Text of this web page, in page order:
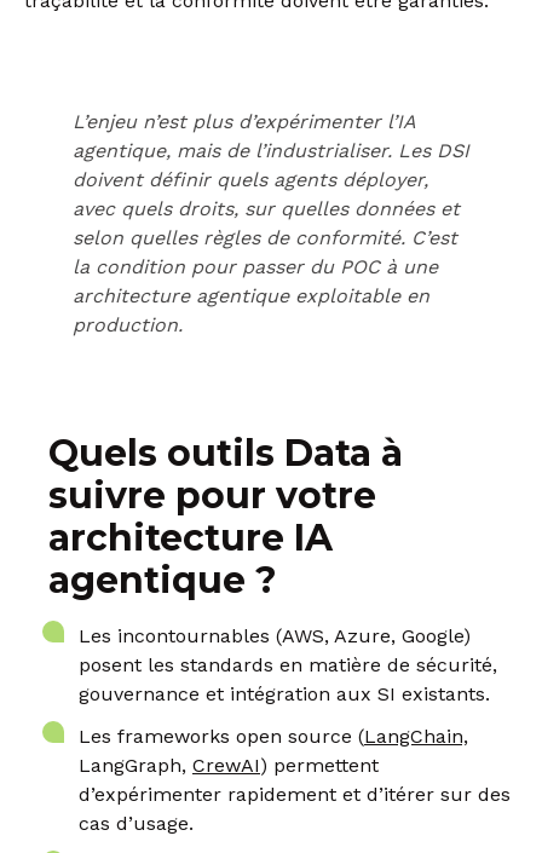
L’enjeu n’est plus d’expérimenter l’IA
agentique, mais de l’industrialiser. Les DSI
doivent définir quels agents déployer,
avec quels droits, sur quelles données et
selon quelles règles de conformité. C’est
la condition pour passer du POC à une
architecture agentique exploitable en
production.
Quels outils Data à
suivre pour votre
architecture IA
agentique ?
Les incontournables (AWS, Azure, Google)
posent les standards en matière de sécurité,
gouvernance et intégration aux SI existants.
Les frameworks open source (LangChain,
LangGraph, CrewAI) permettent
d’expérimenter rapidement et d’itérer sur des
cas d’usage.